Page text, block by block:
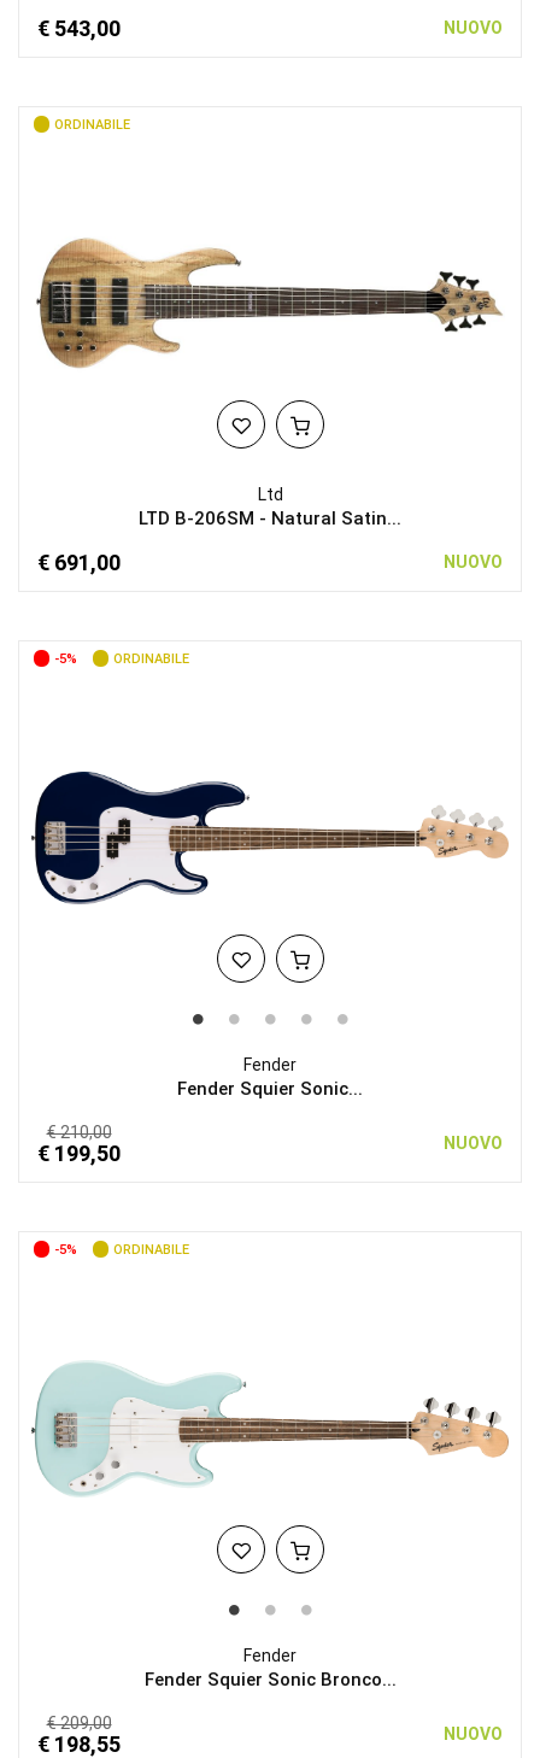
€ 543,00 NUOVO
ORDINABILE
Ltd
LTD B-206SM - Natural Satin...
€ 691,00 NUOVO
-5% ORDINABILE
Fender
Fender Squier Sonic...
€ 210,00
€ 199,50 NUOVO
-5% ORDINABILE
Fender
Fender Squier Sonic Bronco...
€ 209,00
€ 198,55 NUOVO